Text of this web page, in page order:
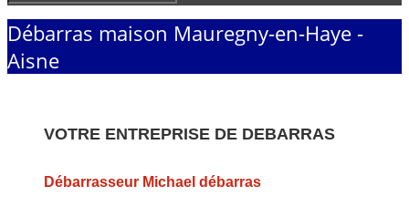
Débarras maison Mauregny-en-Haye -
Aisne
VOTRE ENTREPRISE DE DEBARRAS
Débarrasseur Michael débarras